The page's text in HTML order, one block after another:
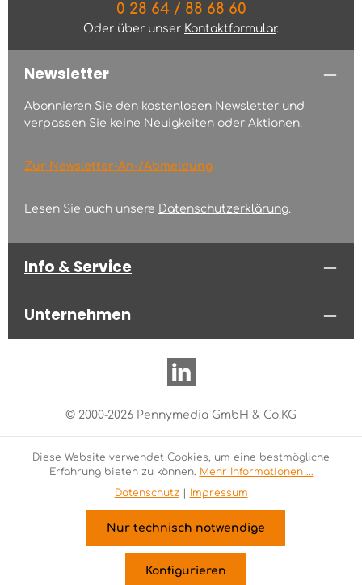
0 28 64 / 88 68 60
Oder über unser Kontaktformular.
Newsletter
Abonnieren Sie den kostenlosen Newsletter und
verpassen Sie keine Neuigkeiten oder Aktionen.
Zur Newsletter-An-/Abmeldung
Lesen Sie auch unsere Datenschutzerklärung.
Info & Service
Unternehmen
© 2000-2026 Pennymedia GmbH & Co.KG
Diese Website verwendet Cookies, um eine bestmögliche
Erfahrung bieten zu können. Mehr Informationen ...
Datenschutz| Impressum
Nur technisch notwendige
Konfigurieren